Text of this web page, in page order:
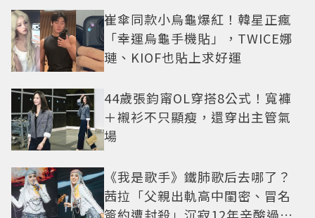
崔傘同款小烏龜爆紅！韓星正瘋
「幸運烏龜手機貼」，TWICE娜
璉、KIOF也貼上求好運
44歲張鈞甯OL穿搭8公式！寬褲
＋襯衫不只顯瘦，還穿出主管氣
場
《我是歌手》鐵肺歌后去哪了？
茜拉「父親出軌高中閨密、冒名
簽約遭封殺」沉寂12年辛酸過往